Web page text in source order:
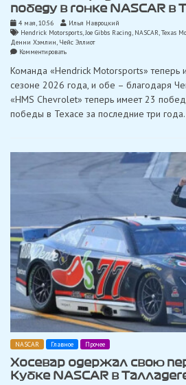
победу в гонке NASCAR в
4 мая, 10:56
Илья Навроцкий
Hendrick Motorsports,Joe Gibbs Racing, NASCAR,Texas
Денни Хэмлин, Чейс Эллиот
Комментироватьon
опередил
и
одержал
в
Команда «Hendrick Motorsports»
сезоне 2026 года, и обе – благодаря
«HMS Chevrolet» теперь имеет 23
победы в Техасе за последние три года.
NASCAR Главное Прочее
Хосевар одержал свою
Кубке NASCAR в